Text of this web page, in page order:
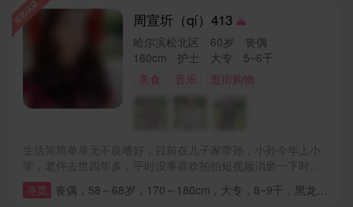
周宣圻（qí）413
哈尔滨松北区 60岁 丧偶
160cm 护士 大专 5~6千
美食
音乐 逛街购物
生活简简单单无不良嗜好，目前在儿子家带孙，小孙今年上小
学，老伴去世四年多，平时没事喜欢拍拍短视频消磨一下时
间，每周去两次老年大学学习走秀，平时比较宅，希望遇见有
缘的你共度余生。补充说明我是66年的属马，身份证大一岁有
寻觅 丧偶，58～68岁，170～180cm，大专，8~9千，黑龙江，已购房(无贷款)，已购车-无贷款，【儿子归自己】【女儿归自己】，其他要求：男士要心地善良，有担当，有责任心，有包容心，不斤斤计较，无不良嗜好，不赌博，不酒后闹事。